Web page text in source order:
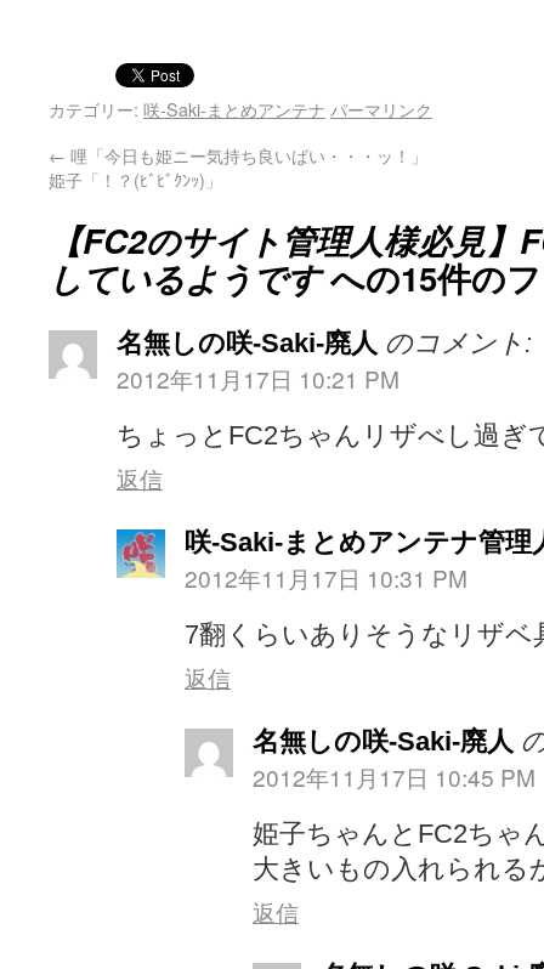
カテゴリー: 咲-Saki-まとめアンテナ パーマリンク
← 哩「今日も姫ニー気持ち良いばい・・・ッ！」
姫子「！？(ﾋﾞﾋﾞｸﾝｯ)」
【FC2のサイト管理人様必見】
しているようですへの15件の
名無しの咲-Saki-廃人 のコメント:
2012年11月17日 10:21 PM
ちょっとFC2ちゃんリザべし過ぎ
返信
咲-Saki-まとめアンテナ管理
2012年11月17日 10:31 PM
7翻くらいありそうなリザベ
返信
名無しの咲-Saki-廃人
2012年11月17日 10:45 PM
姫子ちゃんとFC2ちゃ
大きいもの入れられる
返信